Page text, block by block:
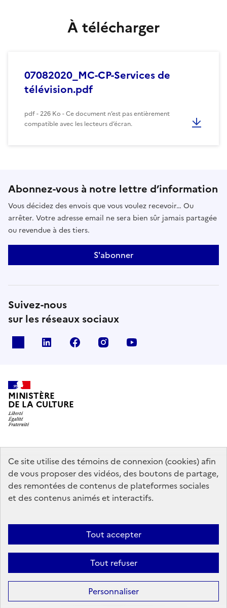
Ce site utilise des témoins de connexion (cookies) afin
de vous proposer des vidéos, des boutons de partage,
des remontées de contenus de plateformes sociales
et des contenus animés et interactifs.
Tout accepter
Tout refuser
Personnaliser
À télécharger
07082020_MC-CP-Services de
télévision.pdf
pdf - 226 Ko - Ce document n’est pas entièrement
compatible avec les lecteurs d’écran.
Abonnez-vous à notre lettre d’information
Vous décidez des envois que vous voulez recevoir… Ou
arrêter. Votre adresse email ne sera bien sûr jamais partagée
ou revendue à des tiers.
S'abonner
Suivez-nous
sur les réseaux sociaux
linkedin facebook instagram
MINISTÈRE
DE LA CULTURE
data.gouv.fr legifrance.gouv.fr
info.gouv.fr
service-public.gouv.fr
Contact Mentions légales
Accessibilité : partiellement conforme
Politique générale de protection des données
des témoins de connexion (cookies)
Plan du site
Sauf mention contraire, tous les contenus de ce site sont sous